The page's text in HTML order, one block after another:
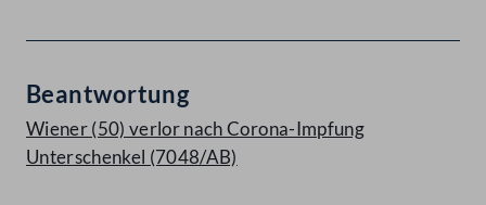
Beantwortung
Wiener (50) verlor nach Corona-Impfung
Unterschenkel (7048/AB)